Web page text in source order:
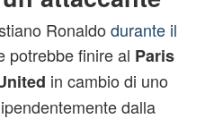
Ronaldo durante il
potrebbe finire al Paris
in cambio di uno
dalla